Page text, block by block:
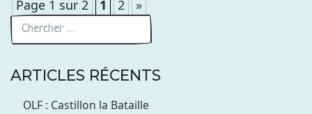
Page 1 sur 2 1 2 »
ARTICLES RÉCENTS
OLF : Castillon la Bataille